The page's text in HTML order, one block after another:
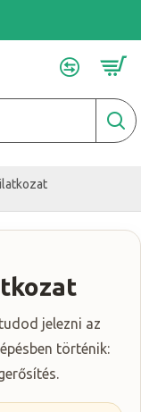
jelezni az
történik: